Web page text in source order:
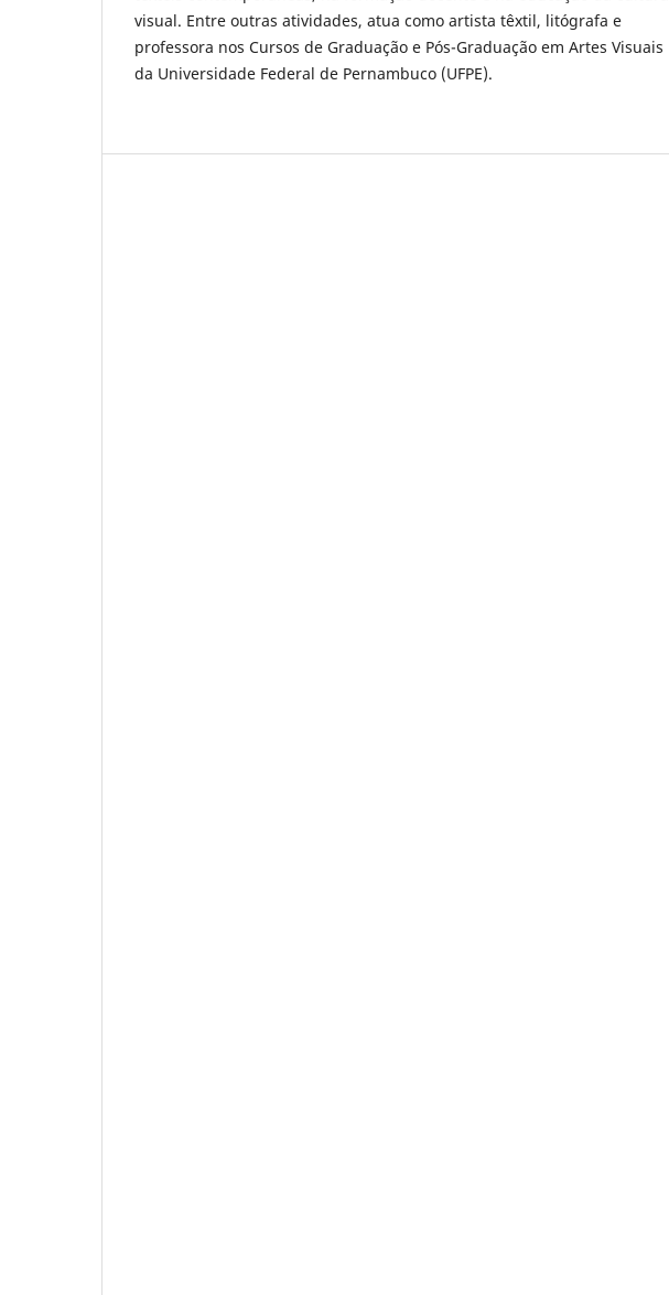
visual. Entre outras atividades, atua como artista têxtil, litógrafa e
professora nos Cursos de Graduação e Pós-Graduação em Artes Visuais
da Universidade Federal de Pernambuco (UFPE).